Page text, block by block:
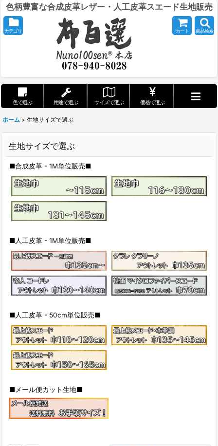
色柄豊富な合成皮革レザー・人工皮革スエード生地販売
カテゴリ カート 商品検索
色で選ぶ 用途で選ぶ サイズで選ぶ 価格で選ぶ
ホーム > 生地サイズで選ぶ
生地サイズで選ぶ
■合成皮革 - 1M単位販売■
■人工皮革 - 1M単位販売■
■人工皮革 - 50cm単位販売■
■メール便カット生地■